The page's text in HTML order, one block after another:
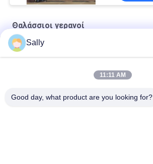
Θαλάσσιοι γερανοί
Ναυτικό συρματόσχοινο Premium OUCO
Sally
11:11 AM
Good day, what product are you looking for?